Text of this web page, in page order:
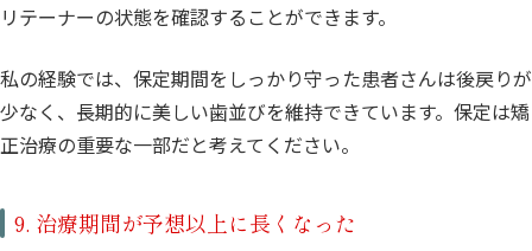
リテーナーの状態を確認することができます。
私の経験では、保定期間をしっかり守った患者さんは後戻りが
少なく、長期的に美しい歯並びを維持できています。保定は矯
正治療の重要な一部だと考えてください。
9. 治療期間が予想以上に長くなった